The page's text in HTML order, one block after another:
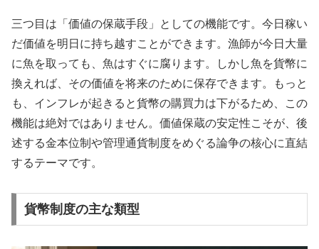
三つ目は「価値の保蔵手段」としての機能です。今日稼い
だ価値を明日に持ち越すことができます。漁師が今日大量
に魚を取っても、魚はすぐに腐ります。しかし魚を貨幣に
換えれば、その価値を将来のために保存できます。もっと
も、インフレが起きると貨幣の購買力は下がるため、この
機能は絶対ではありません。価値保蔵の安定性こそが、後
述する金本位制や管理通貨制度をめぐる論争の核心に直結
するテーマです。
貨幣制度の主な類型